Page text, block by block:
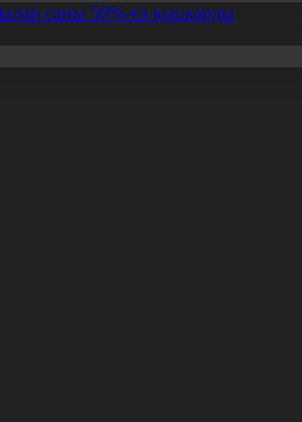
саны 50%-ға қысқарды